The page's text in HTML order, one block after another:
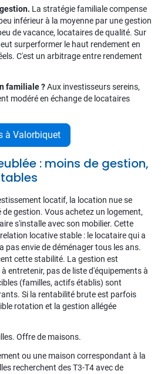
La stratégie familiale compense
inférieur à la moyenne par une gestion
de vacance, locataires de qualité. Sur
surperformer le haut rendement en
C'est un arbitrage entre rendement
familiale ?Aux investisseurs sereins,
modéré en échange de locataires
à Valorbiquet
: moins de gestion,
locatif, la location nue se
gestion. Vous achetez un logement,
s'installe avec son mobilier. Cette
locative stable : le locataire qui a
pas envie de déménager tous les ans.
cette stabilité. La gestion est
entretenir, pas de liste d'équipements à
(familles, actifs établis) sont
Si la rentabilité brute est parfois
rotation et la gestion allégée
Offre de maisons.
ou une maison correspondant à la
recherchent des T3-T4 avec de